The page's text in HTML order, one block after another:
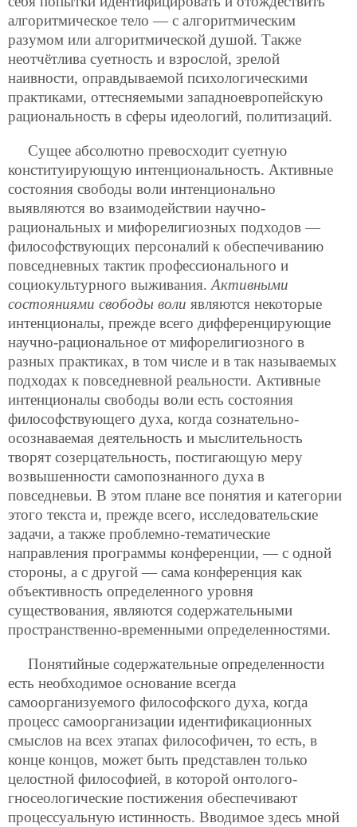
алгоритмическое тело — с алгоритмическим
разумом или алгоритмической душой. Также
неотчётлива суетность и взрослой, зрелой
наивности, оправдываемой психологическими
практиками, оттесняемыми западноевропейскую
рациональность в сферы идеологий, политизаций.
Сущее абсолютно превосходит суетную
конституирующую интенциональность. Активные
состояния свободы воли интенционально
выявляются во взаимодействии научно-
рациональных и мифорелигиозных подходов —
философствующих персоналий к обеспечиванию
повседневных тактик профессионального и
социокультурного выживания. Активными
состояниями свободы воли являются некоторые
интенционалы, прежде всего дифференцирующие
научно-рациональное от мифорелигиозного в
разных практиках, в том числе и в так называемых
подходах к повседневной реальности. Активные
интенционалы свободы воли есть состояния
философствующего духа, когда сознательно-
осознаваемая деятельность и мыслительность
творят созерцательность, постигающую меру
возвышенности самопознанного духа в
повседневьи. В этом плане все понятия и категории
этого текста и, прежде всего, исследовательские
задачи, а также проблемно-тематические
направления программы конференции, — с одной
стороны, а с другой — сама конференция как
объективность определенного уровня
существования, являются содержательными
пространственно-временными определенностями.
Понятийные содержательные определенности
есть необходимое основание всегда
самоорганизуемого философского духа, когда
процесс самоорганизации идентификационных
смыслов на всех этапах философичен, то есть, в
конце концов, может быть представлен только
целостной философией, в которой онтолого-
гносеологические постижения обеспечивают
процессуальную истинность. Вводимое здесь мной